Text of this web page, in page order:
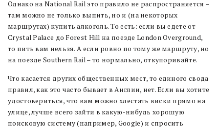
Однако на National Rail это правило не распространяется –
там можно не только выпить, но и (на некоторых
маршрутах) купить алкоголь. То есть: если вы едете от
Crystal Palace до Forest Hill на поезде London Overground,
то пить вам нельзя. А если ровно по тому же маршруту, но
на поезде Southern Rail – то нормально, откупоривайте.
Что касается других общественных мест, то единого свода
правил, как это часто бывает в Англии, нет. Если вы хотите
удостовериться, что вам можно хлестать виски прямо на
улице, лучше всего зайти в какую-нибудь хорошую
поисковую систему (например, Google) и спросить